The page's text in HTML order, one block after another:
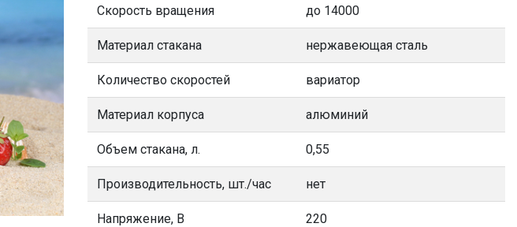
Скорость вращения до 14000
Материал стакана нержавеющая сталь
Количество скоростей вариатор
Материал корпуса алюминий
Объем стакана, л. 0,55
Производительность, шт./час нет
Напряжение, В 220